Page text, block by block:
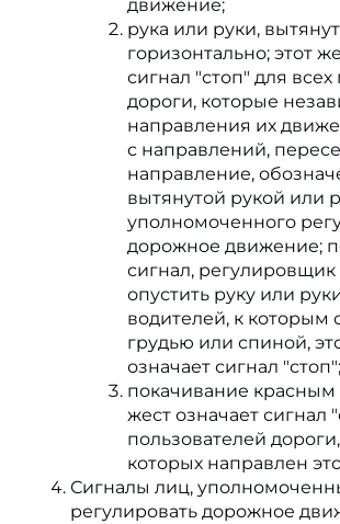
движение;
рука или руки,
горизонтально; этот
сигнал "стоп" для
дороги, которые
направления их
с направлений,
направление,
вытянутой рукой или
уполномоченного
дорожное движение;
сигнал,
опустить руку или
водителей, к которым
грудью или спиной,
означает сигнал "стоп";
покачивание красным
жест означает сигнал
пользователей
которых направлен
Сигналы лиц,
регулировать дорожное